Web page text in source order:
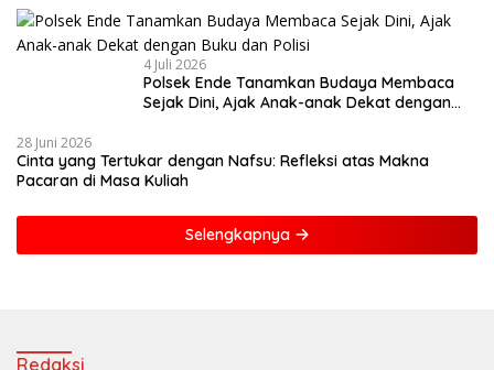
4 Juli 2026
Polsek Ende Tanamkan Budaya Membaca
Sejak Dini, Ajak Anak-anak Dekat dengan
28 Juni 2026
Cinta yang Tertukar dengan Nafsu: Refleksi atas Makna
Pacaran di Masa Kuliah
Selengkapnya
Redaksi